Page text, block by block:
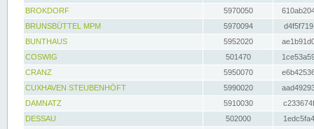
BROKDORF
5970050
BRUNSBÜTTEL MPM
5970094
BUNTHAUS
5952020
COSWIG
501470
CRANZ
5950070
CUXHAVEN STEUBENHÖFT
5990020
DAMNATZ
5910030
DESSAU
502000